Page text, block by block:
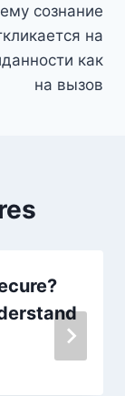
сознание
на
как
на вызов